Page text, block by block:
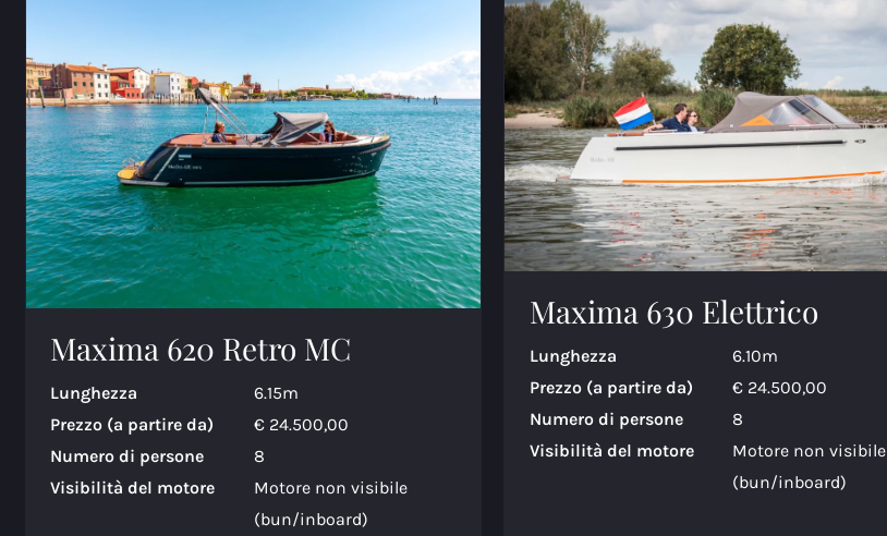
Maxima 620 Retro MC
Lunghezza
6.15m
Prezzo (a partire da)
€ 24.500,00
Numero di persone
8
Visibilità del motore
Motore non visibile
(bun/inboard)
Maxima 630 Elettrico
Lunghezza
6.10m
Prezzo (a partire da)
€ 24.500,00
Numero di persone
8
Visibilità del motore
Motore non visibile
(bun/inboard)